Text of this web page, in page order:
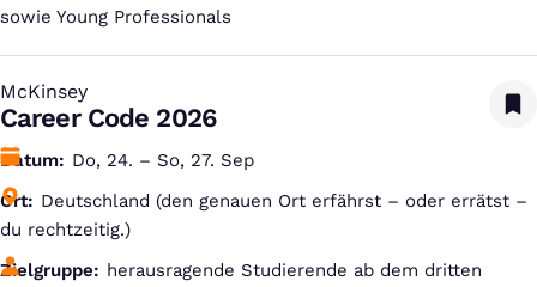
sowie Young Professionals
McKinsey
:
Career Code 2026
Datum
Do, 24. – So, 27. Sep
Ort
Deutschland (den genauen Ort erfährst – oder errätst –
du rechtzeitig.)
Zielgruppe
herausragende Studierende ab dem dritten